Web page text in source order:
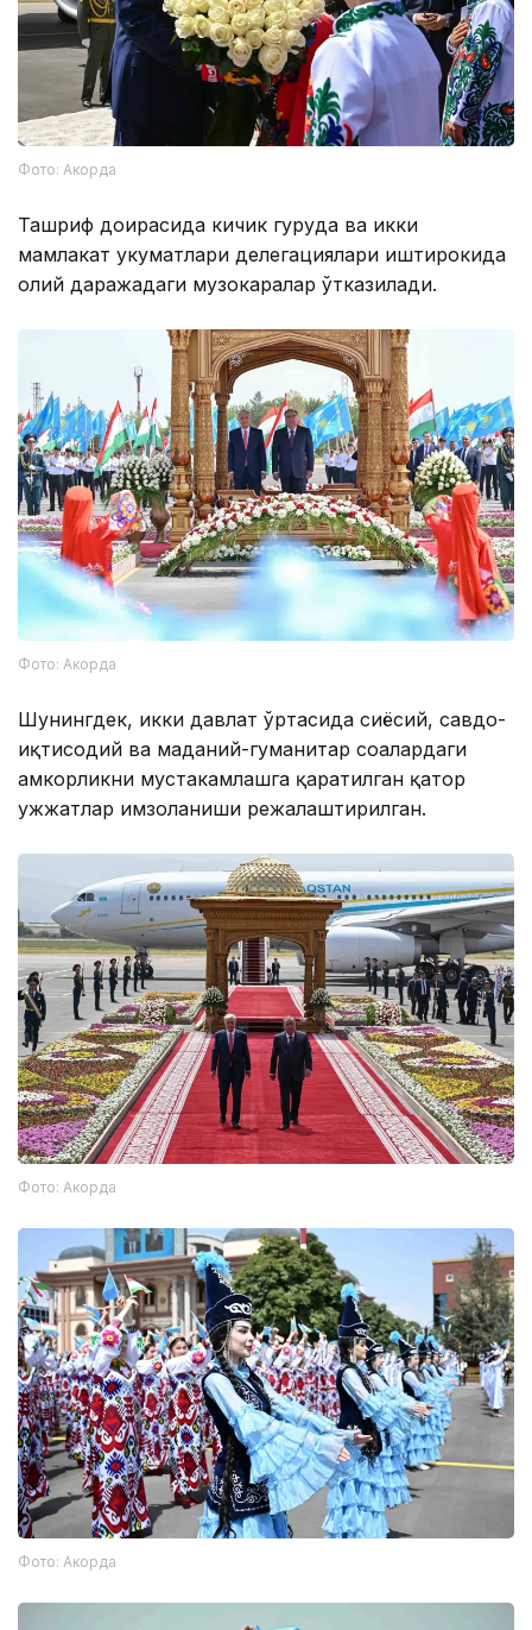
Фото: Акорда
Ташриф доирасида кичик гуруҳда ва икки
мамлакат ҳукуматлари делегациялари иштирокида
олий даражадаги музокаралар ўтказилади.
Фото: Акорда
Шунингдек, икки давлат ўртасида сиёсий, савдо-
иқтисодий ва маданий-гуманитар соҳалардаги
ҳамкорликни мустаҳкамлашга қаратилган қатор
ҳужжатлар имзоланиши режалаштирилган.
Фото: Акорда
Фото: Акорда